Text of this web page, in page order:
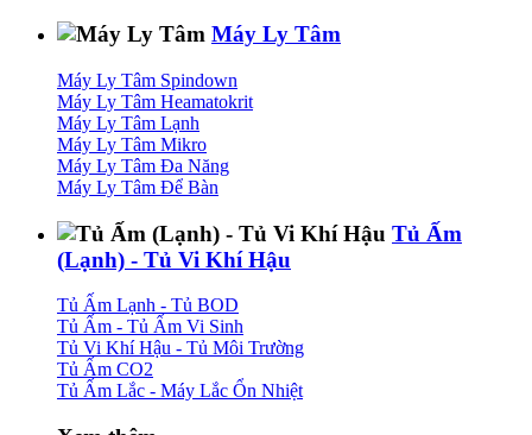
Máy Ly Tâm
Máy Ly Tâm Spindown
Máy Ly Tâm Heamatokrit
Máy Ly Tâm Lạnh
Máy Ly Tâm Mikro
Máy Ly Tâm Đa Năng
Máy Ly Tâm Để Bàn
Tủ Ấm
(Lạnh) - Tủ Vi Khí Hậu
Tủ Ấm Lạnh - Tủ BOD
Tủ Ấm - Tủ Ấm Vi Sinh
Tủ Vi Khí Hậu - Tủ Môi Trường
Tủ Ấm CO2
Tủ Ấm Lắc - Máy Lắc Ổn Nhiệt